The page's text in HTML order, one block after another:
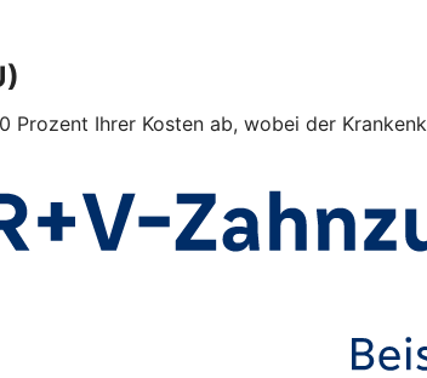
Prozent Ihrer Kosten ab, wobei der